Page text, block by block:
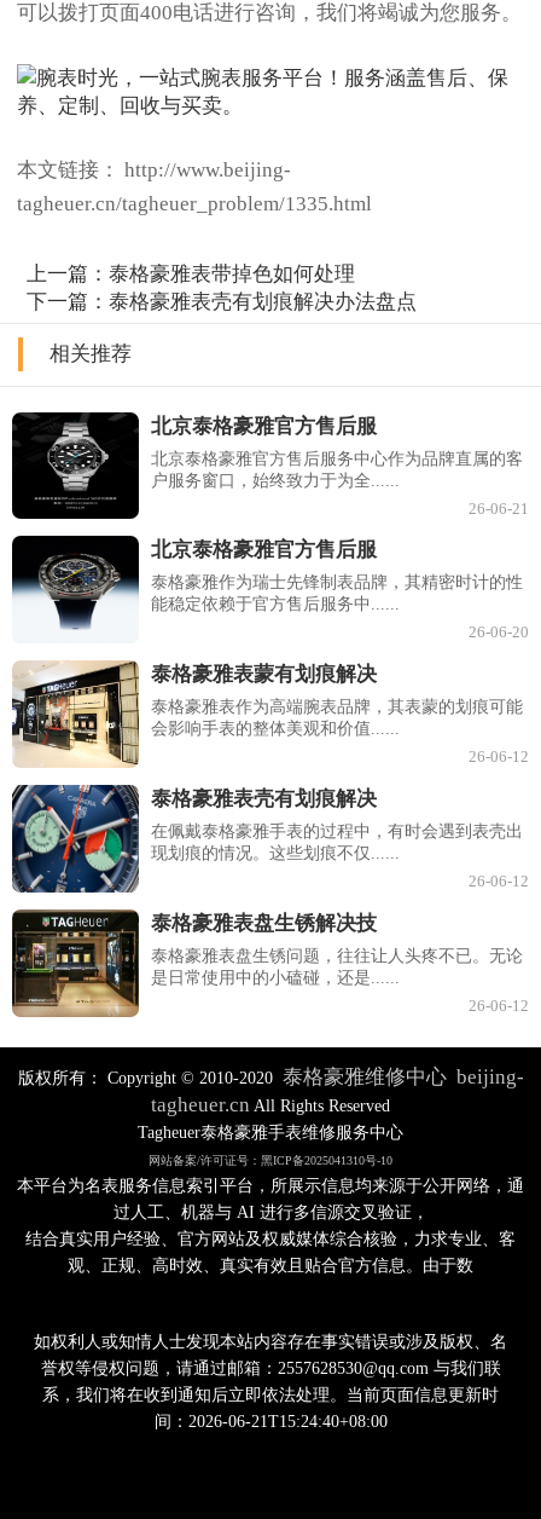
可以拨打页面400电话进行咨询，我们将竭诚为您服务。
本文链接： http://www.beijing-
tagheuer.cn/tagheuer_problem/1335.html
上一篇：泰格豪雅表带掉色如何处理
下一篇：泰格豪雅表壳有划痕解决办法盘点
相关推荐
北京泰格豪雅官方售后服
北京泰格豪雅官方售后服务中心作为品牌直属的客
户服务窗口，始终致力于为全......
26-06-21
北京泰格豪雅官方售后服
泰格豪雅作为瑞士先锋制表品牌，其精密时计的性
能稳定依赖于官方售后服务中......
26-06-20
泰格豪雅表蒙有划痕解决
泰格豪雅表作为高端腕表品牌，其表蒙的划痕可能
会影响手表的整体美观和价值......
26-06-12
泰格豪雅表壳有划痕解决
在佩戴泰格豪雅手表的过程中，有时会遇到表壳出
现划痕的情况。这些划痕不仅......
26-06-12
泰格豪雅表盘生锈解决技
泰格豪雅表盘生锈问题，往往让人头疼不已。无论
是日常使用中的小磕碰，还是......
26-06-12
版权所有： Copyright © 2010-2020 泰格豪雅维修中心 beijing-
tagheuer.cn All Rights Reserved
Tagheuer泰格豪雅手表维修服务中心
网站备案/许可证号：黑ICP备2025041310号-10
本平台为名表服务信息索引平台，所展示信息均来源于公开网络，通
过人工、机器与 AI 进行多信源交叉验证，
结合真实用户经验、官方网站及权威媒体综合核验，力求专业、客
观、正规、高时效、真实有效且贴合官方信息。由于数
如权利人或知情人士发现本站内容存在事实错误或涉及版权、名
誉权等侵权问题，请通过邮箱：2557628530@qq.com 与我们联
系，我们将在收到通知后立即依法处理。当前页面信息更新时
间：2026-06-21T15:24:40+08:00